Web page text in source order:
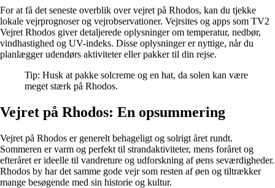
For at få det seneste overblik over vejret på Rhodos, kan du tjekke
lokale vejrprognoser og vejrobservationer. Vejrsites og apps som TV2
Vejret Rhodos giver detaljerede oplysninger om temperatur, nedbør,
vindhastighed og UV-indeks. Disse oplysninger er nyttige, når du
planlægger udendørs aktiviteter eller pakker til din rejse.
Tip: Husk at pakke solcreme og en hat, da solen kan være
meget stærk på Rhodos.
Vejret på Rhodos: En opsummering
Vejret på Rhodos er generelt behageligt og solrigt året rundt.
Sommeren er varm og perfekt til strandaktiviteter, mens foråret og
efteråret er ideelle til vandreture og udforskning af øens seværdigheder.
Rhodos by har det samme gode vejr som resten af øen og tiltrækker
mange besøgende med sin historie og kultur.